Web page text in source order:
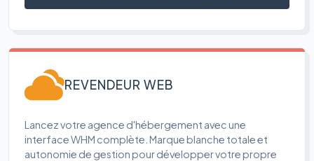
REVENDEUR WEB
Lancez votre agence d'hébergement avec une
interface WHM complète. Marque blanche totale et
autonomie de gestion pour développer votre propre